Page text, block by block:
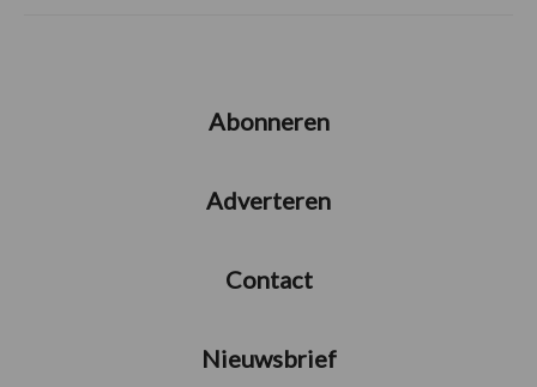
Abonneren
Adverteren
Contact
Nieuwsbrief